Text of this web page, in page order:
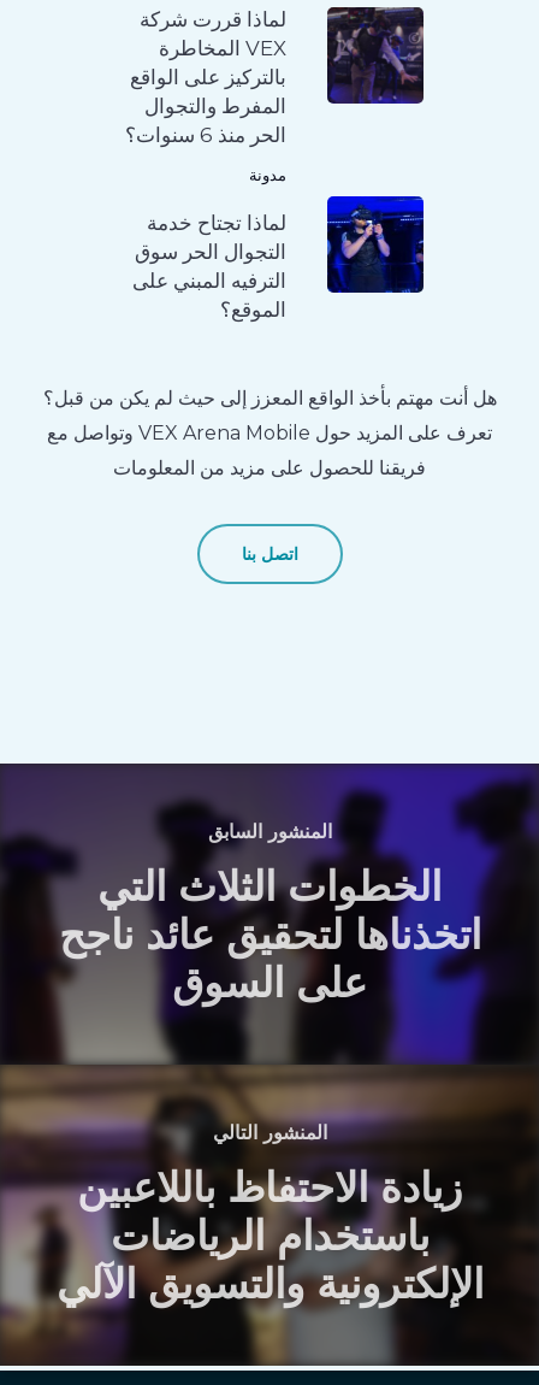
لماذا قررت شركة
VEX المخاطرة
بالتركيز على الواقع
المفرط والتجوال
الحر منذ 6 سنوات؟
مدونة
لماذا تجتاح خدمة
التجوال الحر سوق
الترفيه المبني على
الموقع؟
هل أنت مهتم بأخذ الواقع المعزز إلى حيث لم يكن من قبل؟
تعرف على المزيد حول VEX Arena Mobile وتواصل مع
فريقنا للحصول على مزيد من المعلومات
اتصل بنا
المنشور السابق
الخطوات الثلاث التي
اتخذناها لتحقيق عائد ناجح
على السوق
المنشور التالي
زيادة الاحتفاظ باللاعبين
باستخدام الرياضات
الإلكترونية والتسويق الآلي